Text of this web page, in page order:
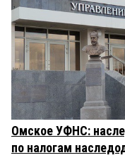
Омское УФНС:
по налогам